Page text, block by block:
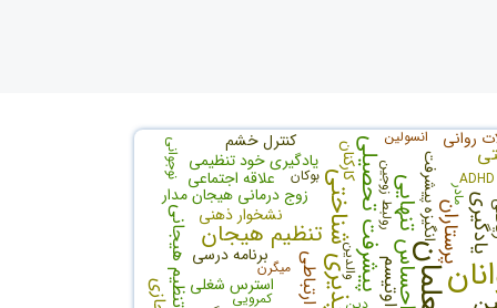
معلماناحساس تنهاییپیشرفت تحصیلی تنظیم هیجان یادگیریپرستاران
اوتیسم تنظیم هیجانی
زوج درمانی هیجان مدار
یادگیری خود تنظیمی
استرس شغلی
انگیزه پیشرفت
برنامه درسی
علاقه اجتماعی
نشخوار ذهنی
کنترل خشم روانی
کارکنان رولبط زوجین
نوجوانی
میگرن
ADHD
انسولین
مادر
والدین
کمرویی
بوکان